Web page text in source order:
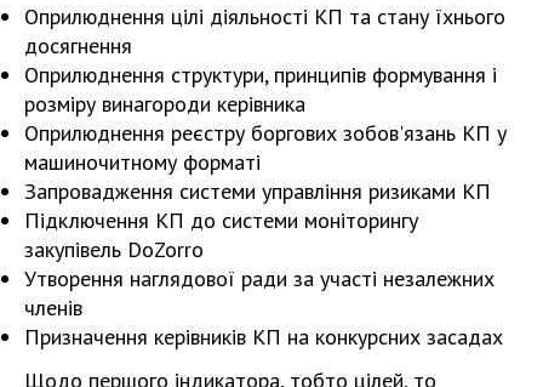
Оприлюднення цілі діяльності КП та стану їхнього
досягнення
Оприлюднення структури, принципів формування і
розміру винагороди керівника
Оприлюднення реєстру боргових зобов'язань КП у
машиночитному форматі
Запровадження системи управління ризиками КП
Підключення КП до системи моніторингу
закупівель DoZorro
Утворення наглядової ради за участі незалежних
членів
Призначення керівників КП на конкурсних засадах
Щодо першого індикатора, тобто цілей, то